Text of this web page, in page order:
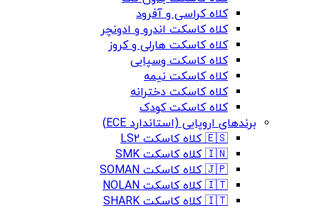
کلاه کراسی و آفرود
کلاه کاسکت اندرو و ادونچر
کلاه کاسکت هارلی و کروز
کلاه کاسکت وسپایی
کلاه کاسکت نیمه
کلاه کاسکت دخترانه
کلاه کاسکت کودک
برندهای اروپایی (استاندارد ECE)
🇪🇸 کلاه کاسکت LS2
🇮🇳 کلاه کاسکت SMK
🇯🇵 کلاه کاسکت SOMAN
🇮🇹 کلاه کاسکت NOLAN
🇮🇹 کلاه کاسکت SHARK